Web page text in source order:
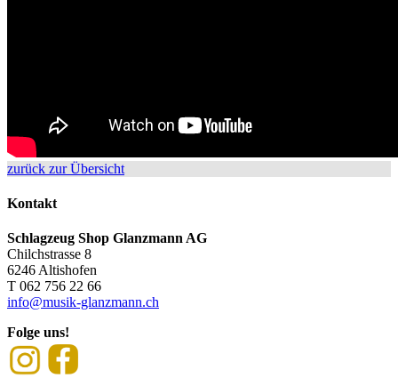
zurück zur Übersicht
Kontakt
Schlagzeug Shop Glanzmann AG
Chilchstrasse 8
6246 Altishofen
T 062 756 22 66
info@musik-glanzmann.ch
Folge uns!